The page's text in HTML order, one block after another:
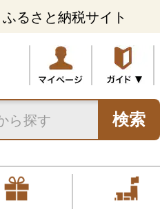
るさと納税サイト
検索